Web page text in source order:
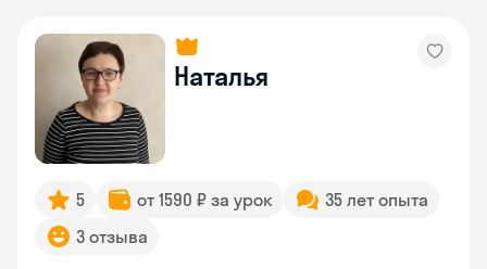
Наталья
5 от 1590 ₽ за урок
35 лет опыта
3 отзыва